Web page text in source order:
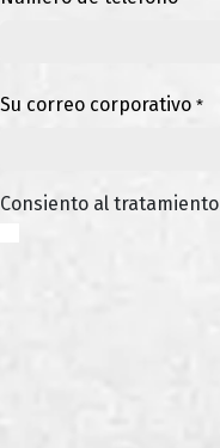
Su correo corporativo *
Consiento al